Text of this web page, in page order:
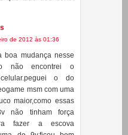
de 2011 às 12:04
que tudo deu certo!
de 2012 às 01:36
boa mudança nesse
não encontrei o
o do
msm com uma
maior,como essas